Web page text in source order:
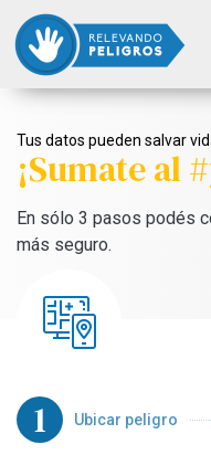
Tus datos pueden salvar
¡Sumate al
En sólo 3 pasos podés
más seguro.
1 Ubicar peligro